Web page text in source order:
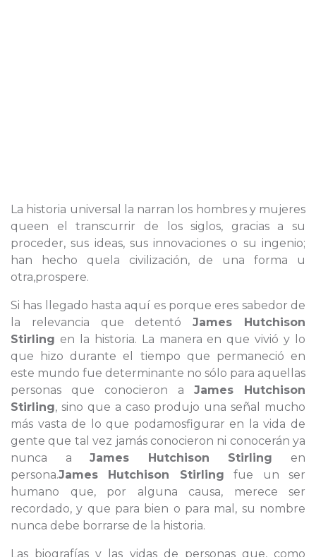
La historia universal la narran los hombres y mujeres
queen el transcurrir de los siglos, gracias a su
proceder, sus ideas, sus innovaciones o su ingenio;
han hecho quela civilización, de una forma u
otra,prospere.
Si has llegado hasta aquí es porque eres sabedor de
la relevancia que detentóJames Hutchison
Stirling en la historia. La manera en que vivió y lo
que hizo durante el tiempo que permaneció en
este mundo fue determinante no sólo para aquellas
personas que conocieron a James Hutchison
Stirling, sino que a caso produjo una señal mucho
más vasta de lo que podamosfigurar en la vida de
gente que tal vez jamás conocieron ni conocerán ya
nunca aJames Hutchison Stirling en
persona.James Hutchison Stirling fue un ser
humano que, por alguna causa, merece ser
recordado, y que para bien o para mal, su nombre
nunca debe borrarse de la historia.
Las biografías y las vidas de personas que, como